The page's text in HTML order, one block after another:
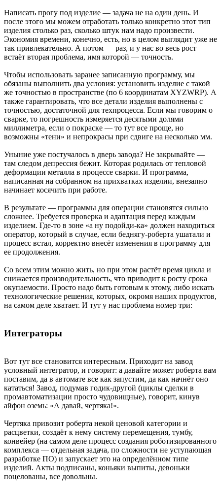
Написать прогу под изделие — задача не на один день. И
после этого мы можем отработать только конкретно этот тип
изделия столько раз, сколько штук нам надо произвести.
Экономия времени, конечно, есть, но в целом выглядит уже не
так привлекательно. А потом — раз, и у нас во весь рост
встаёт вторая проблема, имя которой — точность.
Чтобы использовать заранее записанную программу, мы
обязаны выполнить два условия: установить изделие с такой
же точностью в пространстве (по 6 координатам XYZWRP). А
также гарантировать, что все детали изделия выполнены с
точностью, достаточной для техпроцесса. Если мы говорим о
сварке, то погрешность измеряется десятыми долями
миллиметра, если о покраске — то тут все проще, но
возможны «тени» и непрокрасы при сдвиге на несколько мм.
Уныние уже постучалось в дверь завода? Не закрывайте —
там следом депрессия бежит. Которая родилась от тепловой
деформации металла в процессе сварки. И программа,
написанная на собранном на прихватках изделии, внезапно
начинает косячить при работе.
В результате — программы для операции становятся сильно
сложнее. Требуется проверка и адаптация перед каждым
изделием. Где-то в зоне «а ну подойди-ка» должен находиться
оператор, который в случае, если беднягу-роберта ушатали и
процесс встал, корректно внесёт изменения в программу для
ее продолжения.
Со всем этим можно жить, но при этом растёт время цикла и
снижается производительность, что приводит к росту срока
окупаемости. Просто надо быть готовым к этому, либо искать
технологические решения, которых, окромя наших продуктов,
на самом деле хватает. И тут у нас проблема номер три:
Интеграторы
Вот тут все становится интересным. Приходит на завод
условный интегратор, и говорит: а давайте может роберта вам
поставим, да в автомате все как запустим, да как начнёт оно
кататься! Завод, подумав годик-другой (циклы сделки в
промавтоматизации просто чудовищные), говорит, кинув
айфон оземь: «А давай, чертяка!».
Чертяка привозит роберта некой ценовой категории и
расцветки, создаёт к нему систему перемещения, тумбу,
конвейер (на самом деле процесс создания роботизированного
комплекса — отдельная задача, по сложности не уступающая
разработке ПО) и запускает это на определённом типе
изделий. Акты подписаны, коньяки выпиты, девоньки
поцелованы, все довольны.